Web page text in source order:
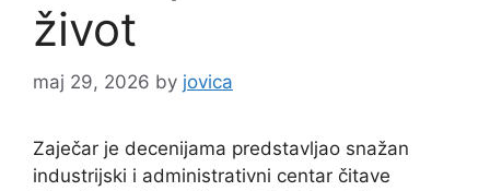
život
maj 29, 2026 by jovica
Zaječar je decenijama predstavljao snažan
industrijski i administrativni centar čitave